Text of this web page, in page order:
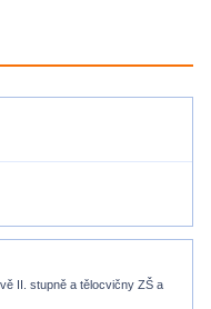
II. stupně a tělocvičny ZŠ a